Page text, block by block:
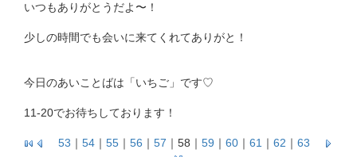
いつもありがとうだよ〜！
少しの時間でも会いに来てくれてありがと！
今日のあいことばは「いちご」です♡
11-20でお待ちしております！
53 ｜ 54 ｜ 55 ｜ 56 ｜ 57 ｜ 58 ｜ 59 ｜ 60 ｜ 61 ｜ 62 ｜ 63